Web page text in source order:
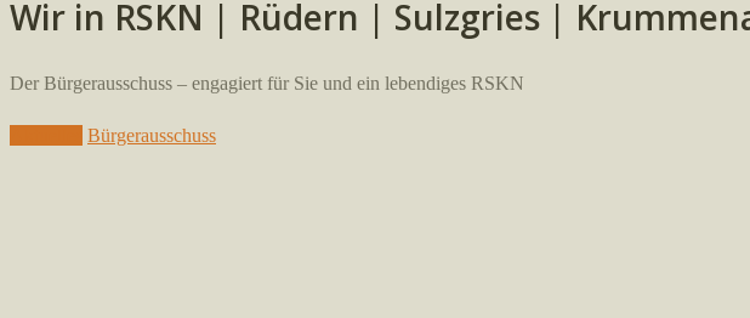
Wir in RSKN | Rüdern | Sulzgries |
Der Bürgerausschuss – engagiert für Sie und ein lebendiges RSKN
Bürgerausschuss